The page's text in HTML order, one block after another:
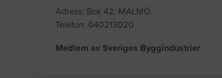
Adress: Box 42, MALMÖ
Telefon: 040213020
Medlem av Sveriges Byggindustrier